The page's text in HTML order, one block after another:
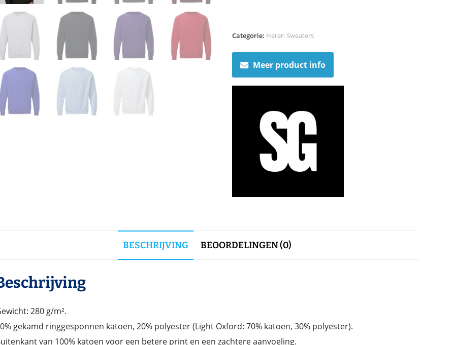
Categorie: Heren Sweaters
Meer product info
BESCHRIJVING BEOORDELINGEN (0)
280 g/m².
gekamd ringgesponnen katoen, 20% polyester (Light Oxford: 70% katoen, 30% polyester).
van 100% katoen voor een betere print en een zachtere aanvoeling.